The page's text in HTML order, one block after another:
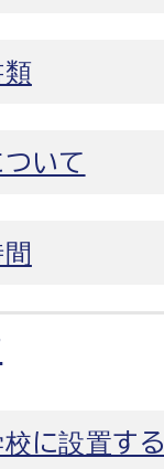
類
いて
校に設置す